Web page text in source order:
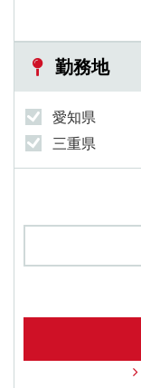
勤務地
愛知県
三重県